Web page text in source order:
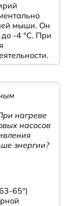
мыши. Он
-4 °C. При
нагреве
насосов
энергии?
65°)